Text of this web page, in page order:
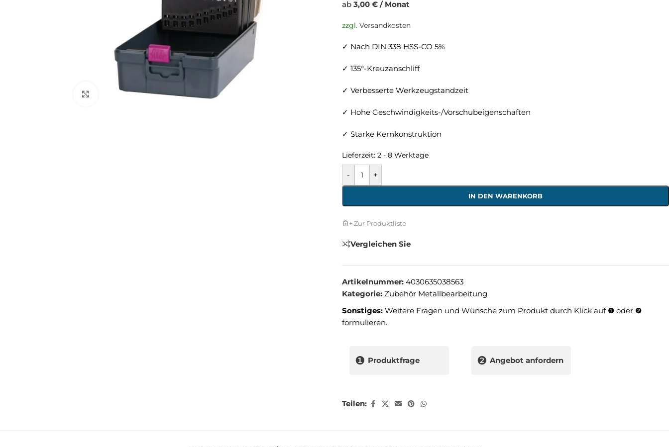
Zum Vergrößern anklicken
ab 3,00 € / Monat
zzgl. Versandkosten
✓ Nach DIN 338 HSS-CO 5%
✓ 135°-Kreuzanschliff
✓ Verbesserte Werkzeugstandzeit
✓ Hohe Geschwindigkeits-/Vorschubeigenschaften
✓ Starke Kernkonstruktion
Lieferzeit: 2 - 8 Werktage
- +
IN DEN WARENKORB
+ Zur Produktliste
Vergleichen Sie
Artikelnummer: 4030635038563
Kategorie: Zubehör Metallbearbeitung
Sonstiges: Weitere Fragen und Wünsche zum Produkt durch Klick auf ❶ oder ❷
formulieren.
❶ Produktfrage ❷ Angebot anfordern
Teilen: